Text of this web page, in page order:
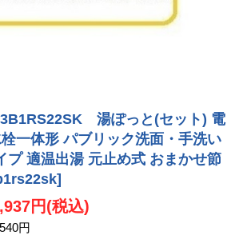
湯ぽっと(セット) 電
一体形 パブリック洗面・手洗い
プ 適温出湯 元止め式 おまかせ節
円(税込)
円